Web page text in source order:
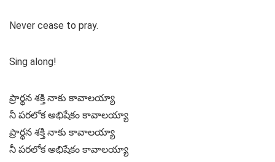
Never cease to pray.
Sing along!
ప్రార్థన శక్తి నాకు కావాలయ్యా
నీ పరలోక అభిషేకం కావాలయ్యా
ప్రార్థన శక్తి నాకు కావాలయ్యా
నీ పరలోక అభిషేకం కావాలయ్యా